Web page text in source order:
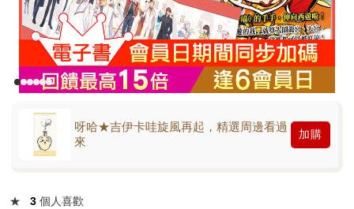
呀哈★吉伊卡哇旋風再起，精選周邊看過
來
加購
★ 3 個人喜歡